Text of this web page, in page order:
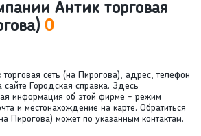
Антик торговая
0
торговая сеть (на Пирогова), адрес, телефон
Городская справка. Здесь
информация об этой фирме - режим
и местонахождение на карте. Обратиться
Пирогова) может по указанным контактам.